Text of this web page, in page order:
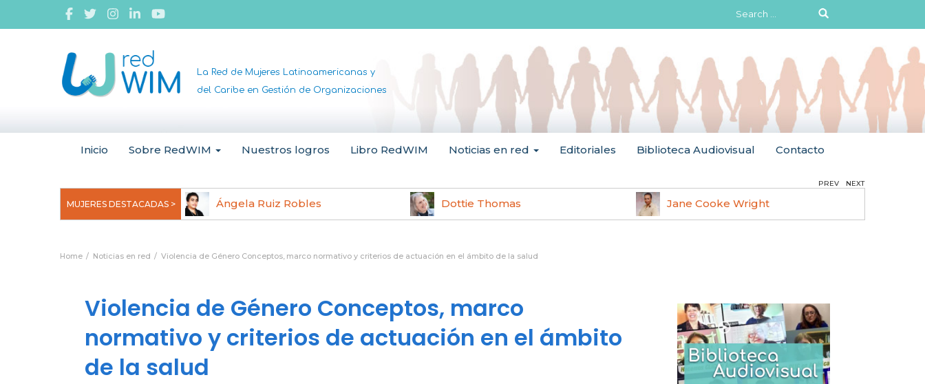
Search
for:
La Red de Mujeres Latinoamericanas y
del Caribe en Gestión de Organizaciones
Inicio Sobre RedWIM Nuestros logros Libro RedWIM Noticias en red Editoriales Biblioteca Audiovisual Contacto
MUJERES DESTACADAS >
Uchegbu, pionera en
Ángela Ruiz Robles Dottie Thomas Jane Cooke Wright
PREV NEXT
Home Noticias en red Violencia de Género Conceptos, marco normativo y criterios de actuación en el ámbito de la salud
Violencia de Género Conceptos, marco
normativo y criterios de actuación en el ámbito
de la salud